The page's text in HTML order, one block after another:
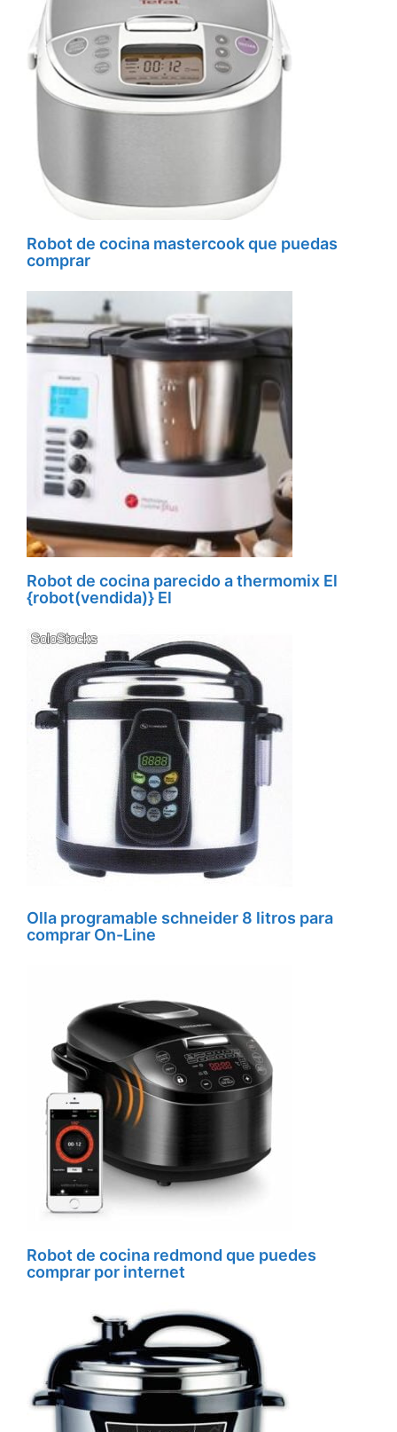
Robot de cocina mastercook que puedas
comprar
Robot de cocina parecido a thermomix El
{robot(vendida)} El
Olla programable schneider 8 litros para
comprar On-Line
Robot de cocina redmond que puedes
comprar por internet